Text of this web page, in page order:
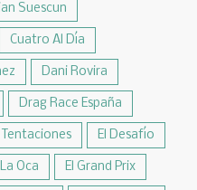
Suescun
Cuatro Al Día
Dani Rovira
Drag Race España
Tentaciones El Desafío
Oca El Grand Prix